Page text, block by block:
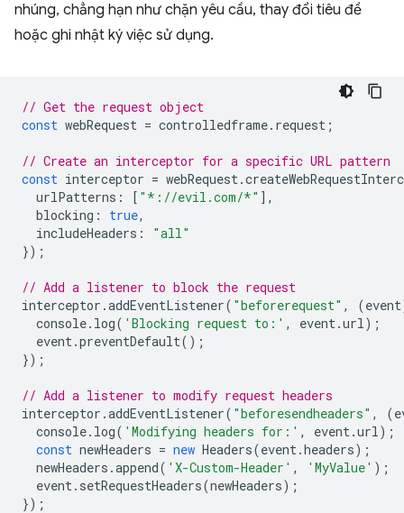
nhúng, chẳng hạn như chặn yêu cầu, thay đổi tiêu đề
hoặc ghi nhật ký việc sử dụng.
// Get the request object
const webRequest = controlledframe. request ;
// Create an interceptor for a specific URL pattern
const interceptor = webRequest.
urlPatterns : [ "*://evil.com/*" ],
blocking : true,
includeHeaders :
"all"
});
// Add a listener to block the request
interceptor .addEventListener( "beforerequest" , (event
console. log( 'Blocking request to:' , event.url);
event.preventDefault();
});
// Add a listener to modify request headers
interceptor .addEventListener( "beforesendheaders" , (
console. log( 'Modifying headers for:' , event.url);
const newHeaders = new Headers(event.headers);
newHeaders .append( 'X-Custom-Header' , 'MyValue' );
event. setRequestHeaders(newHeaders);
});